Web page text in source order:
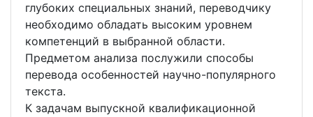
глубоких специальных знаний, переводчику
необходимо обладать высоким уровнем
компетенций в выбранной области.
Предметом анализа послужили способы
перевода особенностей научно-популярного
текста.
К задачам выпускной квалификационной